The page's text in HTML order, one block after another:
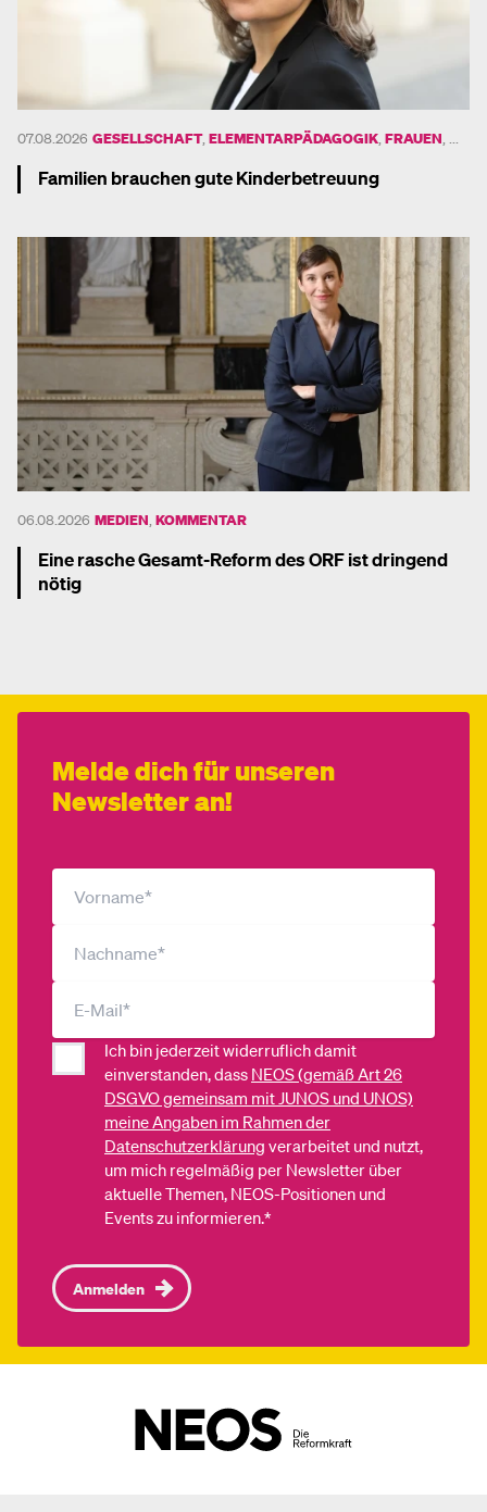
07.08.2026 GESELLSCHAFT, ELEMENTARPÄDAGOGIK FRAUEN
Familien brauchen gute Kinderbetreuung
06.08.2026 MEDIEN KOMMENTAR
Eine rasche Gesamt-Reform des ORF ist dringend
nötig
Melde dich für unseren
Newsletter an!
Ich bin jederzeit widerruflich damit
einverstanden, dass NEOS (gemäß Art 26
DSGVO gemeinsam mit JUNOS und UNOS)
meine Angaben im Rahmen der
Datenschutzerklärung verarbeitet und nutzt,
um mich regelmäßig per Newsletter über
aktuelle Themen, NEOS-Positionen und
Events zu informieren.*
Anmelden